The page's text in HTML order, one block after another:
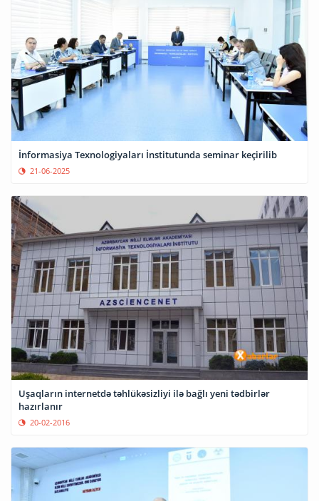
İnformasiya Texnologiyaları İnstitutunda seminar keçirilib
21-06-2025
Uşaqların internetdə təhlükəsizliyi ilə bağlı yeni tədbirlər
hazırlanır
20-02-2016